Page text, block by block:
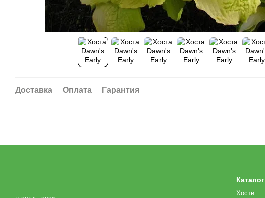
Доставка Оплата Гарантия
Каталог
Хости